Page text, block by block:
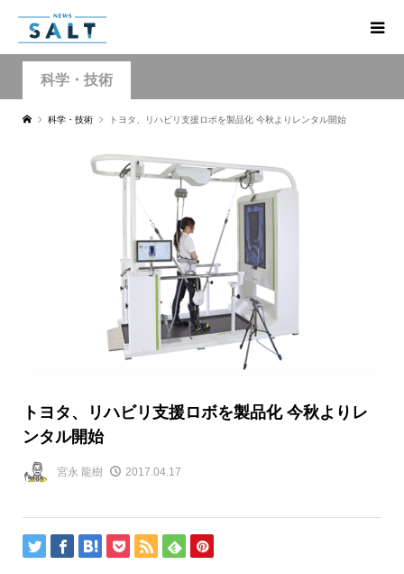
科学・技術
科学・技術 トヨタ、リハビリ支援ロボを製品化 今秋よりレンタル開始
トヨタ、リハビリ支援ロボを製品化 今秋よりレ
ンタル開始
宮永 龍樹 2017.04.17